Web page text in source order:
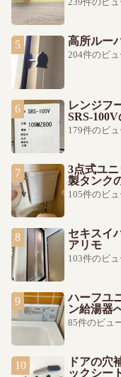
高所ルー
204件のビュ
レンジフ
SRS-
179件のビュ
3点式ユ
製タンク
105件のビュ
セキスイ
アリモ
103件のビュ
ハーフユ
ン給湯器
85件のビュ
ドアの
ックシー